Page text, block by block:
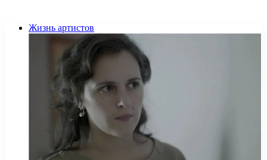
Жизнь артистов